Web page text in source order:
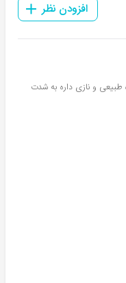
افزودن نظر
طبیعی و نازی داره به شدت